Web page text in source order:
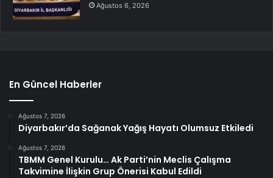
Ağustos 6, 2026
En Güncel Haberler
Ağustos 7, 2026
Diyarbakır’da Sağanak Yağış Hayatı Olumsuz Etkiledi
Ağustos 7, 2026
TBMM Genel Kurulu… Ak Parti’nin Meclis Çalışma
Takvimine İlişkin Grup Önerisi Kabul Edildi